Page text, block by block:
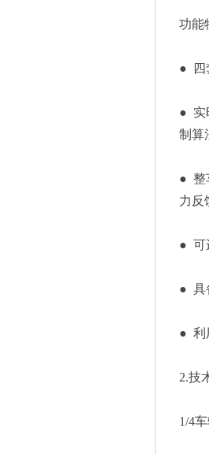
功能
● 四
● 实
制算
● 整
力反
● 可
● 具
● 利
2.技
1/4